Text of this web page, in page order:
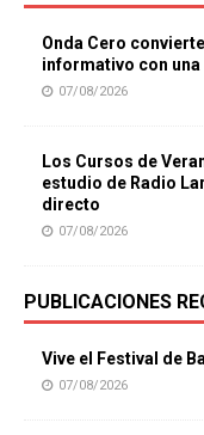
Onda Cero
informativo con
07/08/2026
Los Cursos de
estudio de Radio
directo
07/08/2026
PUBLICACIONES
Vive el Festival de
07/08/2026